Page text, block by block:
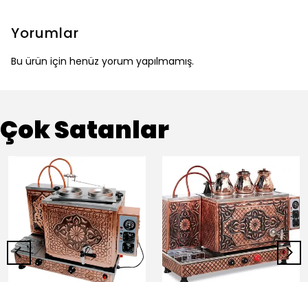
Yorumlar
Bu ürün için henüz yorum yapılmamış.
Çok Satanlar